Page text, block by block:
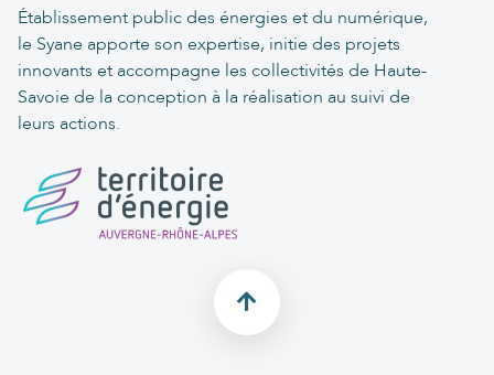
Établissement public des énergies et du numérique,
le Syane apporte son expertise, initie des projets
innovants et accompagne les collectivités de Haute-
Savoie de la conception à la réalisation au suivi de
leurs actions.